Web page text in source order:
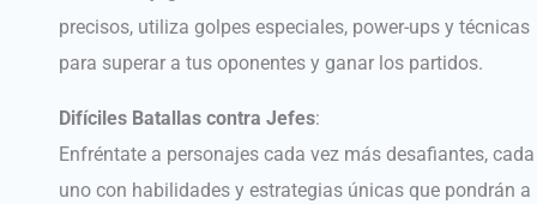
precisos, utiliza golpes especiales, power-ups y técnicas
para superar a tus oponentes y ganar los partidos.
Difíciles Batallas contra Jefes:
Enfréntate a personajes cada vez más desafiantes, cada
uno con habilidades y estrategias únicas que pondrán a